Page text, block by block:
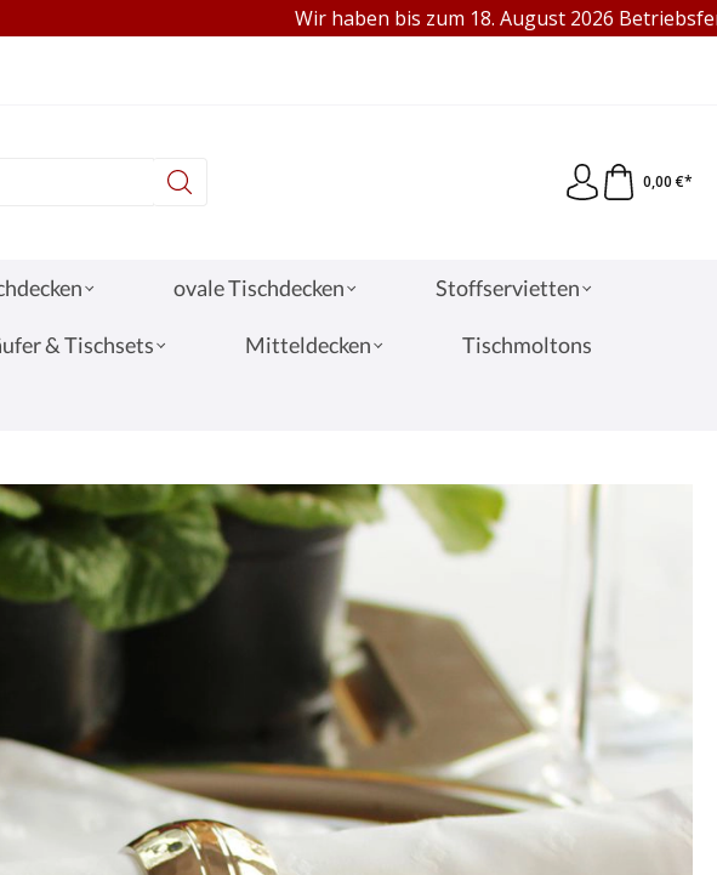
VERKAUF AN PRIVAT & GEWERBE
Wir haben bis zum 18. August 2026 Betriebsferien.
0,00 €*
ovale Tischdecken Stoffservietten
& Tischsets Mitteldecken Tischmoltons